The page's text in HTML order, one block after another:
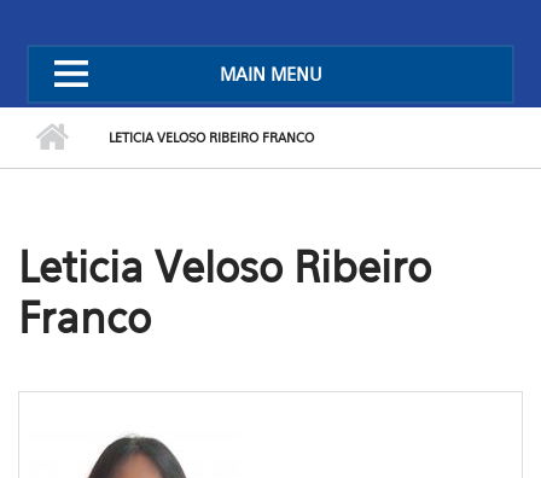
MAIN MENU
LETICIA VELOSO RIBEIRO FRANCO
Leticia Veloso Ribeiro
Franco